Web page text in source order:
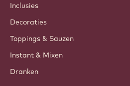
Inclusies
Decoraties
Toppings & Sauzen
Instant & Mixen
Dranken